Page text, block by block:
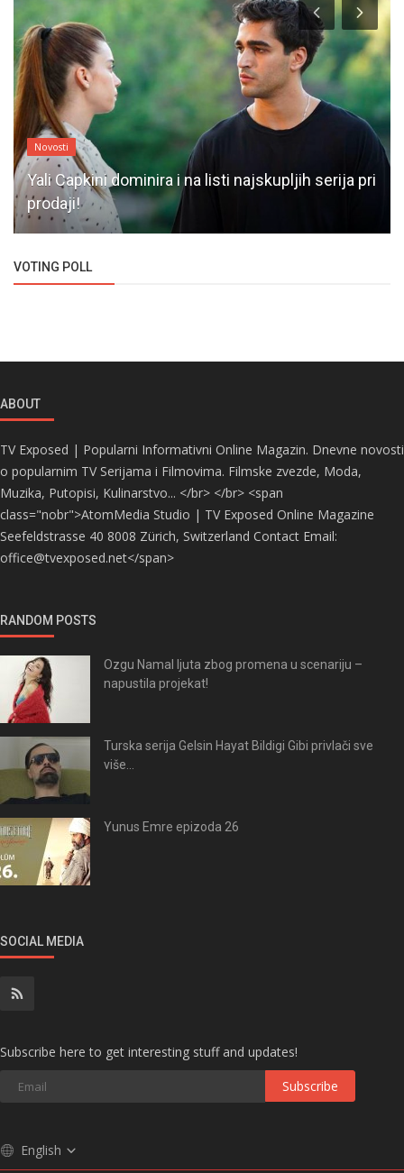
Novosti
Yali Capkini dominira i na listi najskupljih serija pri
prodaji!
VOTING POLL
ABOUT
TV Exposed | Popularni Informativni Online Magazin. Dnevne novosti
o popularnim TV Serijama i Filmovima. Filmske zvezde, Moda,
Muzika, Putopisi, Kulinarstvo... </br> </br> <span
class="nobr">AtomMedia Studio | TV Exposed Online Magazine
Seefeldstrasse 40 8008 Zürich, Switzerland Contact Email:
office@tvexposed.net</span>
RANDOM POSTS
Ozgu Namal ljuta zbog promena u scenariju –
napustila projekat!
Turska serija Gelsin Hayat Bildigi Gibi privlači sve
više...
Yunus Emre epizoda 26
SOCIAL MEDIA
Subscribe here to get interesting stuff and updates!
Subscribe
English